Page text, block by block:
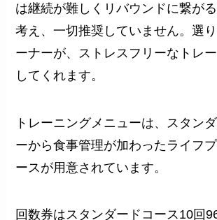
は継続が難しくリバウンドに繋が
考え、一切推奨していません。選
ーナーが、ストレスフリーなトレ
してくれます。
トレーニングメニューは、スタン
ーから食事管理が加わったライフ
ースが用意されています。
回数券はスタンダードコース10回